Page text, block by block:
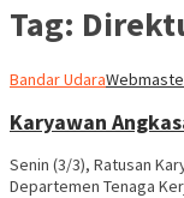
Tag:
Bandar Udara
Karyawan
Senin (3/3), Ratusan
Departemen Tenaga